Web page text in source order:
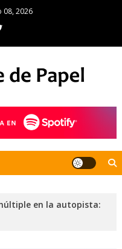
08, 2026
en la autopista: